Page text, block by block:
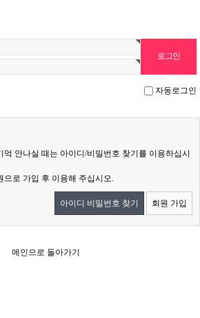
자동로그인
안나실 때는 아이디/비밀번호 찾기를 이용하십시
으로 가입 후 이용해 주십시오.
아이디 비밀번호 찾기 회원 가입
메인으로 돌아가기